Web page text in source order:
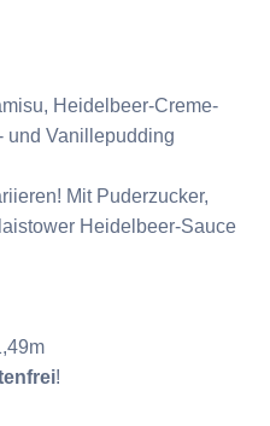
Heidelbeer-Creme-
und Vanillepudding
Mit Puderzucker,
Heidelbeer-Sauce
!